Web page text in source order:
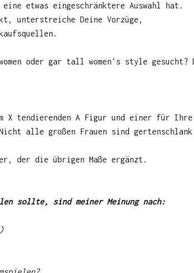
etwas eingeschränktere Auswahl hat.
unterstreiche Deine Vorzüge,
oder gar tall women's style gesucht?
X tendierenden A Figur und einer für Ihre
alle großen Frauen sind
der die übrigen Maße ergänzt.
sollte, sind meiner Meinung nach: